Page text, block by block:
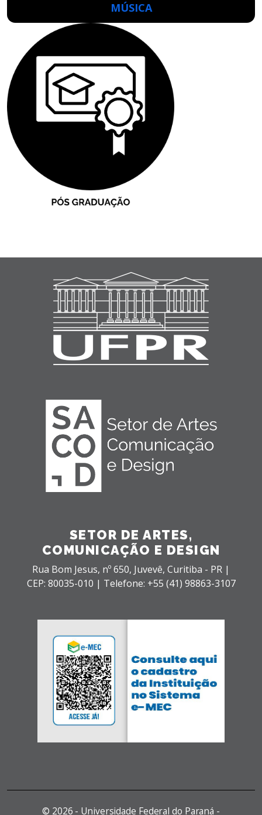
MÚSICA
SETOR DE ARTES,
COMUNICAÇÃO E DESIGN
Rua Bom Jesus, nº 650, Juvevê, Curitiba - PR |
CEP: 80035-010 | Telefone: +55 (41) 98863-3107
© 2026 - Universidade Federal do Paraná -